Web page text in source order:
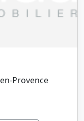
Provence